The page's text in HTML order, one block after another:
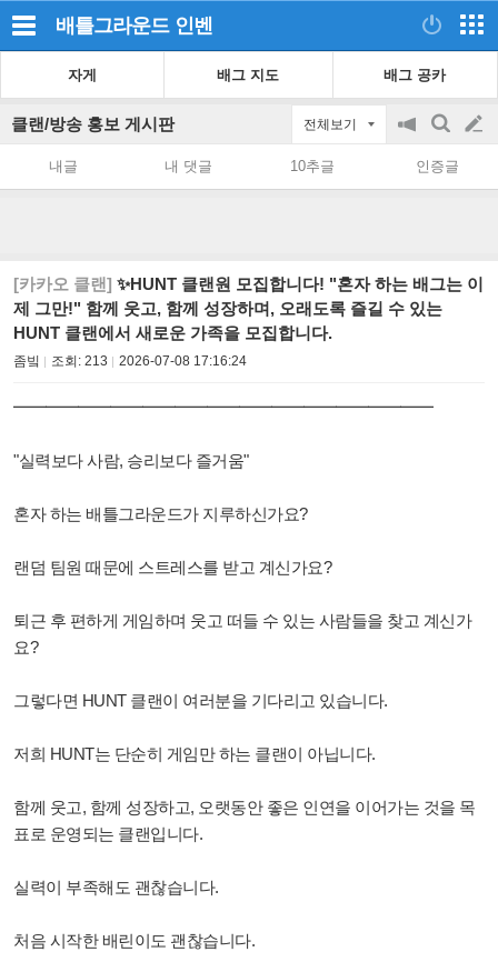
배틀그라운드 인벤
자게 배그 지도 배그 공카
클랜/방송 홍보 게시판 전체보기
공
on/off
검
색
글
쓰
내글 내 댓글 10추글 인증글
[카카오 클랜] ✨HUNT 클랜원 모집합니다! "혼자 하는 배그는 이
제 그만!" 함께 웃고, 함께 성장하며, 오래도록 즐길 수 있는
HUNT 클랜에서 새로운 가족을 모집합니다.
좀빜 조회: 213 2026-07-08 17:16:24
━━━━━━━━━━━━━━━━━━━━━━━━━━
"실력보다 사람, 승리보다 즐거움"
혼자 하는 배틀그라운드가 지루하신가요?
랜덤 팀원 때문에 스트레스를 받고 계신가요?
퇴근 후 편하게 게임하며 웃고 떠들 수 있는 사람들을 찾고 계신가
요?
그렇다면 HUNT 클랜이 여러분을 기다리고 있습니다.
저희 HUNT는 단순히 게임만 하는 클랜이 아닙니다.
함께 웃고, 함께 성장하고, 오랫동안 좋은 인연을 이어가는 것을 목
표로 운영되는 클랜입니다.
실력이 부족해도 괜찮습니다.
처음 시작한 배린이도 괜찮습니다.